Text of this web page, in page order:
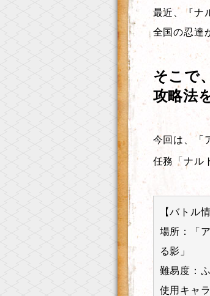
最近、『ナ
全国の忍達
そこで
攻略法
今回は、「
任務「ナル
【バトル
場所：「
る影」
難易度：
使用キャ